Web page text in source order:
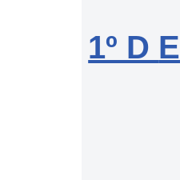
1º D E